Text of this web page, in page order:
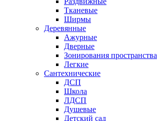
Тканевые
Ширмы
Деревянные
Ажурные
Дверные
Зонирования пространства
Легкие
Сантехнические
ДСП
Школа
ЛДСП
Душевые
Детский сад